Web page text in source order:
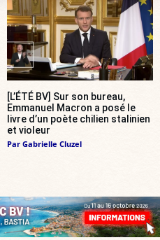
[L’ÉTÉ BV] Sur son bureau,
Emmanuel Macron a posé le
livre d’un poète chilien stalinien
et violeur
Par Gabrielle Cluzel